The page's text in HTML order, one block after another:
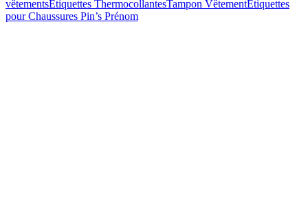
vêtementsÉtiquettes ThermocollantesTampon VêtementÉtiquettes
pour Chaussures Pin’s Prénom